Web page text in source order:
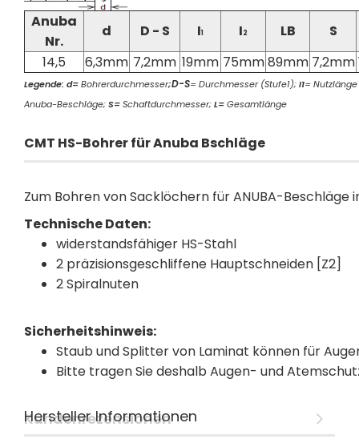
Anuba
Nr.
d D - S I1 I2 LB
S
14,5
6,3mm 7,2mm 19mm 75mm89mm 7,2mm
Legende: d=Bohrerdurchmesser;D-S= Durchmesser (Stufe1);I1=
Anuba-Beschläge;S=Schaftdurchmesser;L=Gesamtlänge
CMT HS-Bohrer für Anuba Bschläge
Zum Bohren von Sacklöchern für ANUBA-Beschläge
Technische Daten:
widerstandsfähiger HS-Stahl
2 präzisionsgeschliffene Hauptschneiden [Z2]
2 Spiralnuten
Sicherheitshinweis:
Staub und Splitter von Laminat können für
Bitte tragen Sie deshalb Augen- und
Kundenrezensionen
Hersteller Informationen